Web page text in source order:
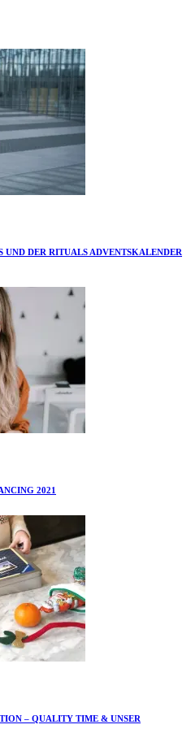
UND DER RITUALS ADVENTSKALENDER
2021
– QUALITY TIME & UNSER